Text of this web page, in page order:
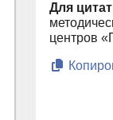
Для
центров